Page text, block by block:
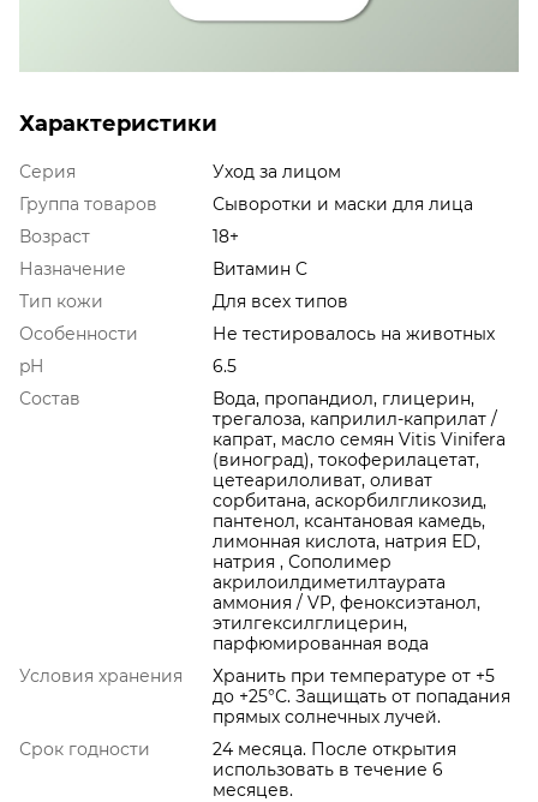
Характеристики
Серия
Уход за лицом
Группа товаров
Сыворотки и маски для лица
Возраст
18+
Назначение
Витамин C
Тип кожи
Для всех типов
Особенности
Не тестировалось на животных
pH
6.5
Состав
Вода, пропандиол, глицерин,
трегалоза, каприлил-каприлат /
капрат, масло семян Vitis Vinifera
(виноград), токоферилацетат,
цетеарилоливат, оливат
сорбитана, аскорбилгликозид,
пантенол, ксантановая камедь,
лимонная кислота, натрия ED,
натрия , Сополимер
акрилоилдиметилтаурата
аммония / VP, феноксиэтанол,
этилгексилглицерин,
парфюмированная вода
Условия хранения
Хранить при температуре от +5
до +25°С. Защищать от попадания
прямых солнечных лучей.
Срок годности
24 месяца. После открытия
использовать в течение 6
месяцев.